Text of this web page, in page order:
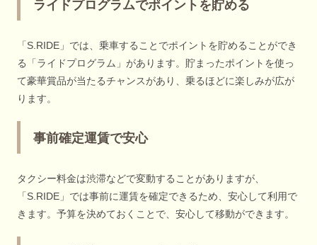
ライドプログラムでポイントを貯める
「S.RIDE」では、乗車することでポイントを貯めることができ
る「ライドプログラム」があります。貯まったポイントを使っ
て豪華賞品が当たるチャンスがあり、乗るほどに楽しみが広が
ります。
事前確定運賃で安心
タクシー料金は渋滞などで変動することがありますが、
「S.RIDE」では事前に運賃を確定できるため、安心して利用で
きます。予算を決めておくことで、安心して移動ができます。